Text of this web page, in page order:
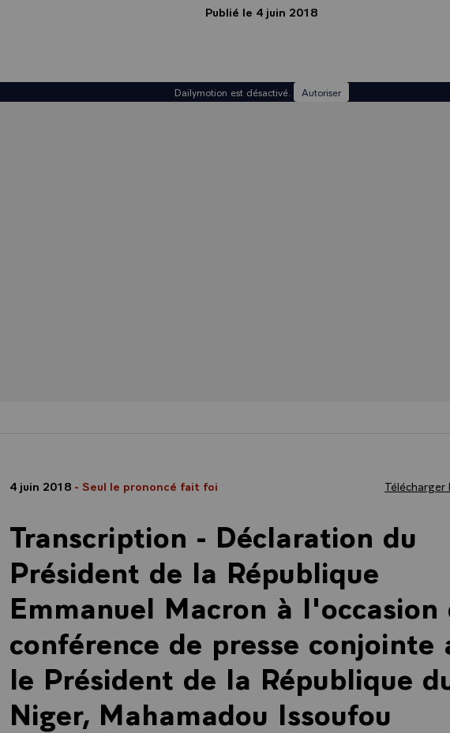
Publié le 4 juin 2018
Dailymotion est désactivé. Autoriser
4 juin 2018 - Seul le prononcé fait foi
Transcription - Déclaration du
Président de la République
Emmanuel Macron à l'occasion
conférence de presse conjointe
le Président de la République
Niger, Mahamadou Issoufou